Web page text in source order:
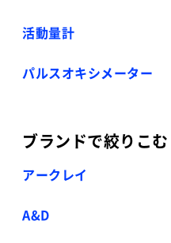
活動量計
パルスオキシメーター
ブランドで絞りこむ
アークレイ
A&D